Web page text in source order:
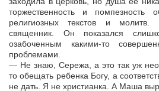
торжественность и помпезность
религиозных текстов и
священник. Он показался
озабоченным какими-то
проблемами.
— Не знаю, Сережа, а это так уж
то обещать ребенка Богу, а
не дать. Я не христианка. А Маша